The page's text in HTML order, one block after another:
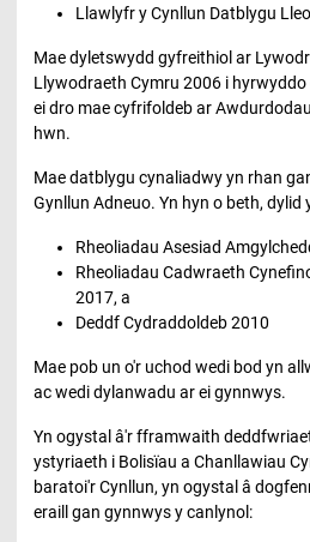
Llawlyfr y Cynllun Datblygu
Mae dyletswydd gyfreithiol ar
Llywodraeth Cymru 2006 i
ei dro mae cyfrifoldeb ar
hwn.
Mae datblygu cynaliadwy yn rhan
Gynllun Adneuo. Yn hyn o beth,
Rheoliadau Asesiad
Rheoliadau Cadwraeth
2017, a
Deddf Cydraddoldeb 2010
Mae pob un o'r uchod wedi bod yn
ac wedi dylanwadu ar ei gynnwys.
Yn ogystal â'r fframwaith
ystyriaeth i Bolisïau a Chanllawiau
baratoi'r Cynllun, yn ogystal â
eraill gan gynnwys y canlynol: